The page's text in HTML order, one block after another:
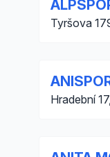
Tyršova
Hradební